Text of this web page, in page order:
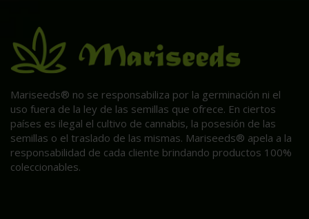
Mariseeds® no se responsabiliza por la germinación ni el
uso fuera de la ley de las semillas que ofrece. En ciertos
países es ilegal el cultivo de cannabis, la posesión de las
semillas o el traslado de las mismas. Mariseeds® apela a la
responsabilidad de cada cliente brindando productos 100%
coleccionables.